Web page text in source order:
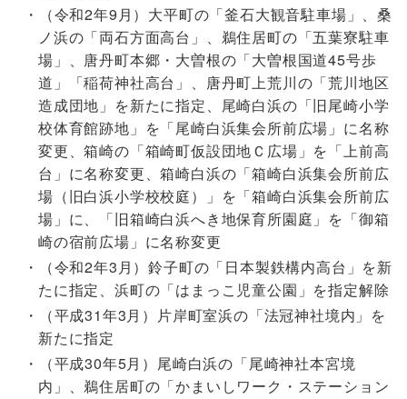
（令和2年9月）大平町の「釜石大観音駐車場」、桑
ノ浜の「両石方面高台」、鵜住居町の「五葉寮駐車
場」、唐丹町本郷・大曽根の「大曽根国道45号歩
道」「稲荷神社高台」、唐丹町上荒川の「荒川地区
造成団地」を新たに指定、尾崎白浜の「旧尾崎小学
校体育館跡地」を「尾崎白浜集会所前広場」に名称
変更、箱崎の「箱崎町仮設団地Ｃ広場」を「上前高
台」に名称変更、箱崎白浜の「箱崎白浜集会所前広
場（旧白浜小学校校庭）」を「箱崎白浜集会所前広
場」に、「旧箱崎白浜へき地保育所園庭」を「御箱
崎の宿前広場」に名称変更
（令和2年3月）鈴子町の「日本製鉄構内高台」を新
たに指定、浜町の「はまっこ児童公園」を指定解除
（平成31年3月）片岸町室浜の「法冠神社境内」を
新たに指定
（平成30年5月）尾崎白浜の「尾崎神社本宮境
内」、鵜住居町の「かまいしワーク・ステーション